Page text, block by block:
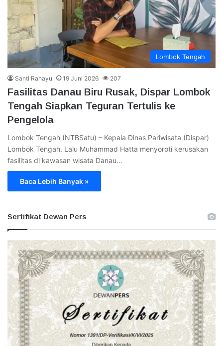
Lombok Tengah
Santi Rahayu 19 Juni 2026 207
Fasilitas Danau Biru Rusak, Dispar Lombok
Tengah Siapkan Teguran Tertulis ke
Pengelola
Lombok Tengah (NTBSatu) – Kepala Dinas Pariwisata (Dispar)
Lombok Tengah, Lalu Muhammad Hatta menyoroti kerusakan
fasilitas di kawasan wisata Danau…
Baca Lebih Banyak »
Sertifikat Dewan Pers